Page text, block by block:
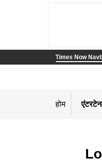
Times Now
होम